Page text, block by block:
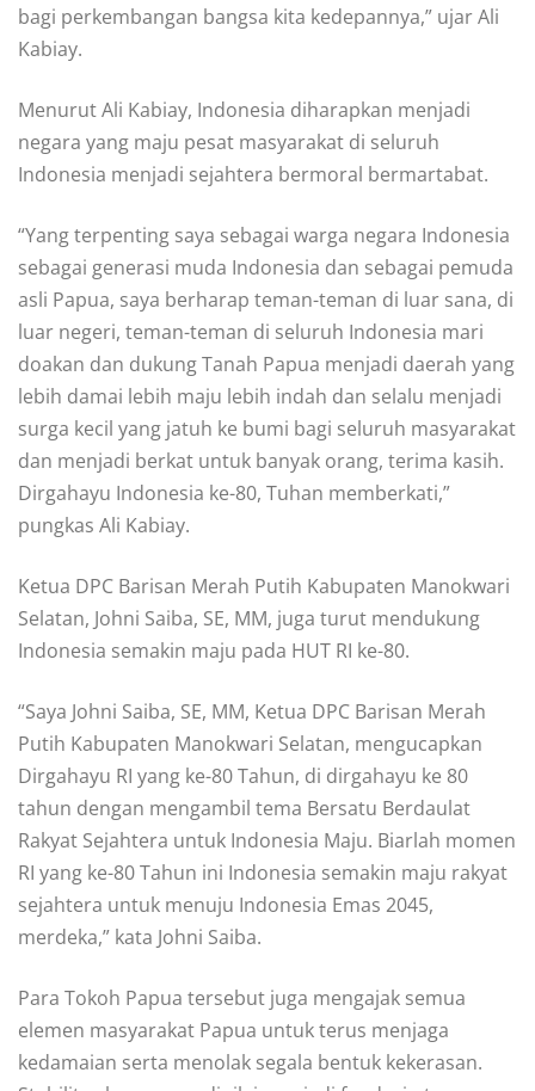
bagi perkembangan bangsa kita kedepannya,” ujar Ali
Kabiay.
Menurut Ali Kabiay, Indonesia diharapkan menjadi
negara yang maju pesat masyarakat di seluruh
Indonesia menjadi sejahtera bermoral bermartabat.
“Yang terpenting saya sebagai warga negara Indonesia
sebagai generasi muda Indonesia dan sebagai pemuda
asli Papua, saya berharap teman-teman di luar sana, di
luar negeri, teman-teman di seluruh Indonesia mari
doakan dan dukung Tanah Papua menjadi daerah yang
lebih damai lebih maju lebih indah dan selalu menjadi
surga kecil yang jatuh ke bumi bagi seluruh masyarakat
dan menjadi berkat untuk banyak orang, terima kasih.
Dirgahayu Indonesia ke-80, Tuhan memberkati,”
pungkas Ali Kabiay.
Ketua DPC Barisan Merah Putih Kabupaten Manokwari
Selatan, Johni Saiba, SE, MM, juga turut mendukung
Indonesia semakin maju pada HUT RI ke-80.
“Saya Johni Saiba, SE, MM, Ketua DPC Barisan Merah
Putih Kabupaten Manokwari Selatan, mengucapkan
Dirgahayu RI yang ke-80 Tahun, di dirgahayu ke 80
tahun dengan mengambil tema Bersatu Berdaulat
Rakyat Sejahtera untuk Indonesia Maju. Biarlah momen
RI yang ke-80 Tahun ini Indonesia semakin maju rakyat
sejahtera untuk menuju Indonesia Emas 2045,
merdeka,” kata Johni Saiba.
Para Tokoh Papua tersebut juga mengajak semua
elemen masyarakat Papua untuk terus menjaga
kedamaian serta menolak segala bentuk kekerasan.